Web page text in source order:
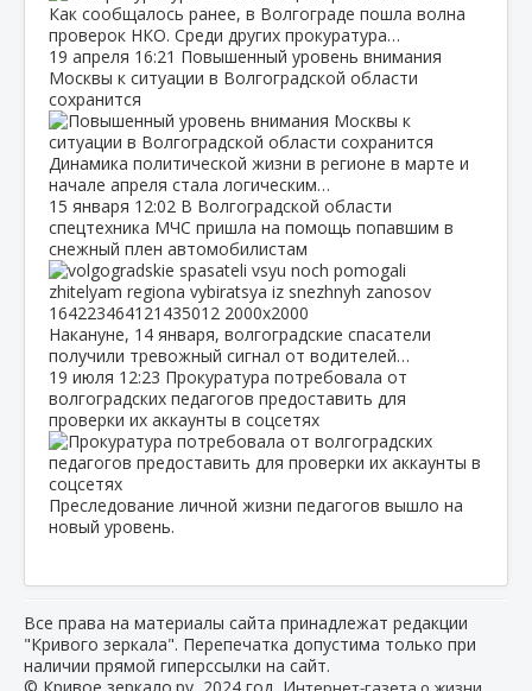
Как сообщалось ранее, в Волгограде пошла волна
проверок НКО. Среди других прокуратура…
19 апреля 16:21 Повышенный уровень внимания
Москвы к ситуации в Волгоградской области
сохранится
Динамика политической жизни в регионе в марте и
начале апреля стала логическим…
15 января 12:02 В Волгоградской области
спецтехника МЧС пришла на помощь попавшим в
снежный плен автомобилистам
Накануне, 14 января, волгоградские спасатели
получили тревожный сигнал от водителей…
19 июля 12:23 Прокуратура потребовала от
волгоградских педагогов предоставить для
проверки их аккаунты в соцсетях
Преследование личной жизни педагогов вышло на
новый уровень.
Все права на материалы сайта принадлежат редакции
"Кривого зеркала". Перепечатка допустима только при
наличии прямой гиперссылки на сайт.